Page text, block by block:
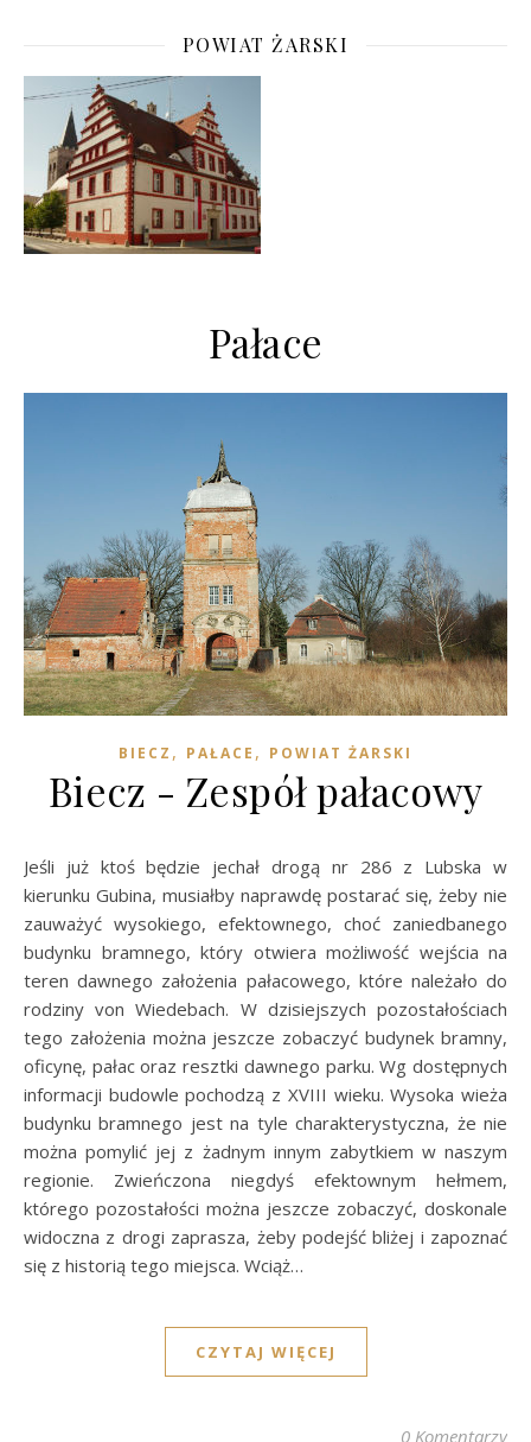
POWIAT ŻARSKI
Pałace
BIECZ , PAŁACE , POWIAT ŻARSKI
Biecz - Zespół pałacowy
Jeśli już ktoś będzie jechał drogą nr 286 z Lubska w
kierunku Gubina, musiałby naprawdę postarać się, żeby nie
zauważyć wysokiego, efektownego, choć zaniedbanego
budynku bramnego, który otwiera możliwość wejścia na
teren dawnego założenia pałacowego, które należało do
rodziny von Wiedebach. W dzisiejszych pozostałościach
tego założenia można jeszcze zobaczyć budynek bramny,
oficynę, pałac oraz resztki dawnego parku. Wg dostępnych
informacji budowle pochodzą z XVIII wieku. Wysoka wieża
budynku bramnego jest na tyle charakterystyczna, że nie
można pomylić jej z żadnym innym zabytkiem w naszym
regionie. Zwieńczona niegdyś efektownym hełmem,
którego pozostałości można jeszcze zobaczyć, doskonale
widoczna z drogi zaprasza, żeby podejść bliżej i zapoznać
się z historią tego miejsca. Wciąż…
CZYTAJ WIĘCEJ
0 Komentarzy